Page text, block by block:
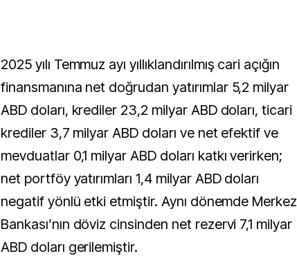
2025 yılı Temmuz ayı yıllıklandırılmış cari açığın
finansmanına net doğrudan yatırımlar 5,2 milyar
ABD doları, krediler 23,2 milyar ABD doları, ticari
krediler 3,7 milyar ABD doları ve net efektif ve
mevduatlar 0,1 milyar ABD doları katkı verirken;
net portföy yatırımları 1,4 milyar ABD doları
negatif yönlü etki etmiştir. Aynı dönemde Merkez
Bankası’nın döviz cinsinden net rezervi 7,1 milyar
ABD doları gerilemiştir.